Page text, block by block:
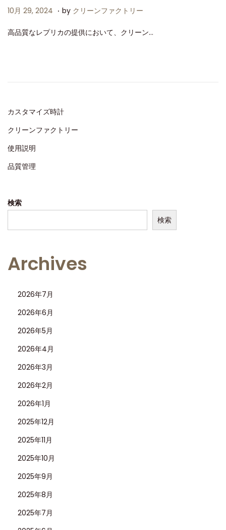
P
s
n
10月 29, 2024
月
0
4
. by クリーンファクトリー
高品質なレプリカの提供において、クリーン…
カスタマイズ時計
クリーンファクトリー
使用説明
品質管理
検索
検索
Archives
2026年7月
2026年6月
2026年5月
2026年4月
2026年3月
2026年2月
2026年1月
2025年12月
2025年11月
2025年10月
2025年9月
2025年8月
2025年7月